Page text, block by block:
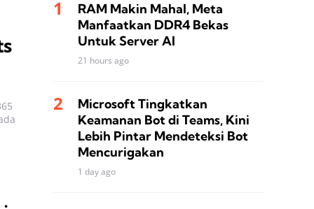
RAM Makin Mahal, Meta
Manfaatkan DDR4 Bekas
Untuk Server AI
21 hours ago
Microsoft Tingkatkan
Keamanan Bot di Teams, Kini
Lebih Pintar Mendeteksi Bot
Mencurigakan
1 day ago